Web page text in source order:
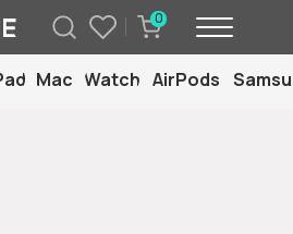
0
Mac Watch AirPods